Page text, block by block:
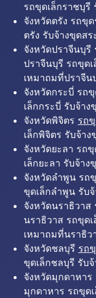
รถขุดเล็กราชบุรี
จังหวัดตรัง รถขุ
ตรัง รับจ้างขุดส
จังหวัดปราจีนบุรี
ปราจีนบุรี รถขุด
เหมาถมที่ปราจีน
จังหวัดกระบี่ รถ
เล็กกระบี่ รับจ้า
จังหวัดพิจิตร รถ
เล็กพิจิตร รับจ้า
จังหวัดยะลา รถ
เล็กยะลา รับจ้า
จังหวัดลำพูน รถ
ขุดเล็กลำพูน รับ
จังหวัดนราธิวาส
นราธิวาส รถขุด
เหมาถมที่นราธิว
จังหวัดชลบุรี รถ
ขุดเล็กชลบุรี รับ
จังหวัดมุกดาหาร
มุกดาหาร รถขุด